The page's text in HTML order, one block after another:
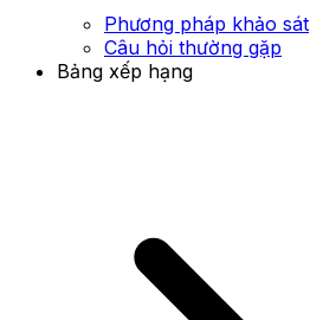
Phương pháp khảo sát
Câu hỏi thường gặp
Bảng xếp hạng